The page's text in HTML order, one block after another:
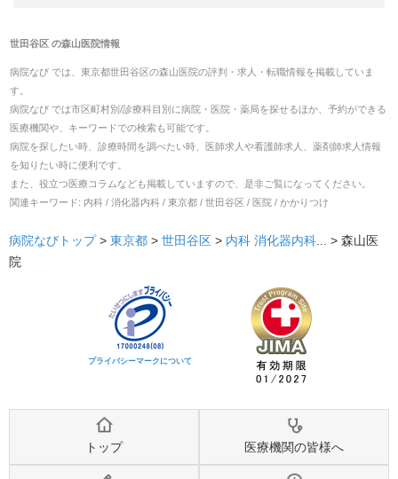
世田谷区の森山医院情報
病院なび では、 東京都世田谷区の森山医院の評判・求人・転職情報を掲載していま
す。
病院なび では市区町村別/診療科目別に病院・医院・薬局を探せるほか、予約ができる
医療機関や、キーワードでの検索も可能です。
病院を探したい時、診療時間を調べたい時、医師求人や看護師求人、薬剤師求人情報
を知りたい時に便利です。
また、役立つ医療コラムなども掲載していますので、是非ご覧になってください。
関連キーワード: 内科 / 消化器内科 / 東京都 / 世田谷区 / 医院 / かかりつけ
病院なびトップ > 東京都 > 世田谷区 > 内科 消化器内科... > 森山医
院
プライバシーマークについて
トップ 医療機関の皆様へ